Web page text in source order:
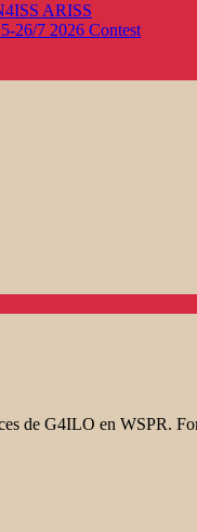
ARISS
26/7 2026 Contest
de G4ILO en WSPR.